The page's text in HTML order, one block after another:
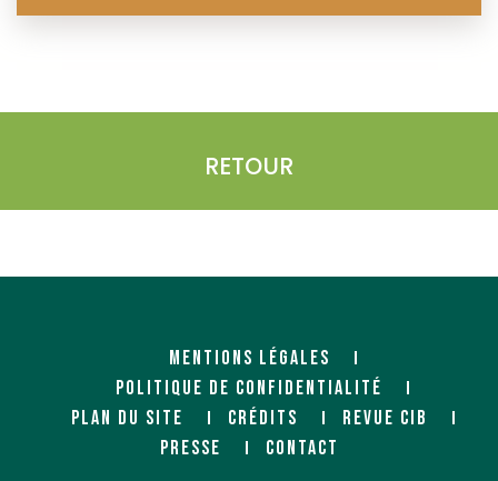
RETOUR
MENTIONS LÉGALES
POLITIQUE DE CONFIDENTIALITÉ
PLAN DU SITE
CRÉDITS
REVUE CIB
PRESSE
CONTACT